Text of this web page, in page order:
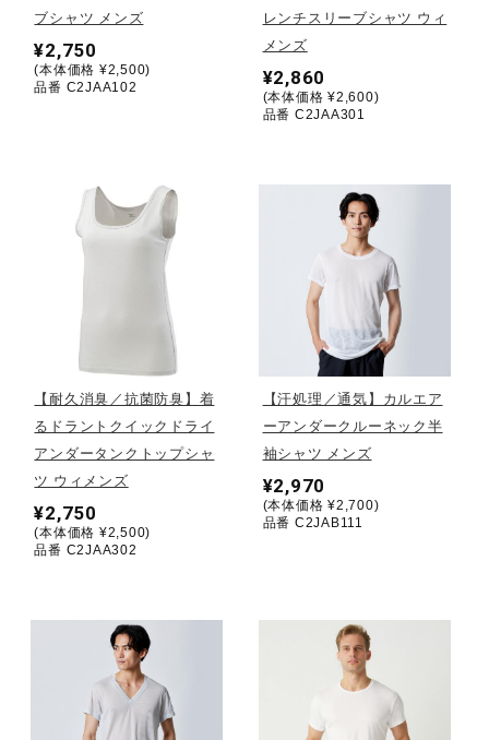
スイム
テニス／ソフトテニス
バドミントン
陸上競技
卓球
ソフトボール
柔道
ウィンタースポーツ
ブシャツ メンズ
¥2,750
(本体価格 ¥2,500)
品番 C2JAA102
レンチスリーブシャツ ウィ
メンズ
¥2,860
(本体価格 ¥2,600)
品番 C2JAA301
【耐久消臭／抗菌防臭】着
るドラントクイックドライ
アンダータンクトップシャ
ツ ウィメンズ
¥2,750
(本体価格 ¥2,500)
品番 C2JAA302
【汗処理／通気】カルエア
ーアンダークルーネック半
袖シャツ メンズ
¥2,970
(本体価格 ¥2,700)
品番 C2JAB111